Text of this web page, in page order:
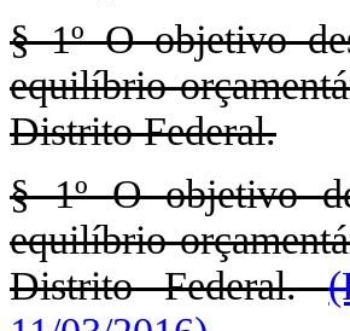
§ 1º O objetivo
equilíbrio
Distrito Federal.
§ 1º O objetivo
equilíbrio
Distrito Federal.